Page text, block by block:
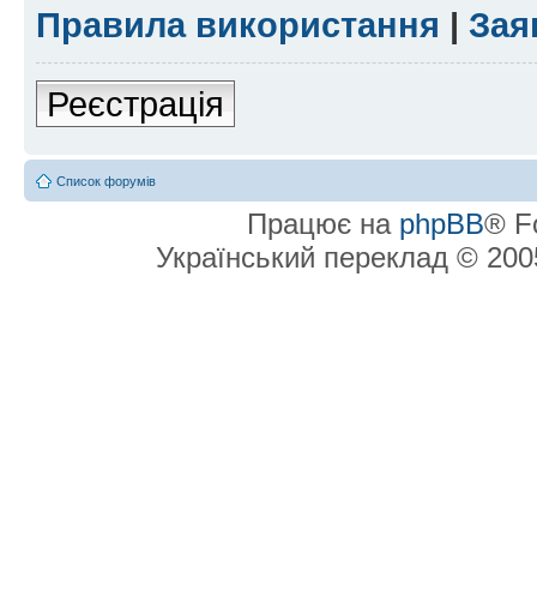
Правила використання |
Реєстрація
Список форумів
Працює на phpBB®
Український переклад ©